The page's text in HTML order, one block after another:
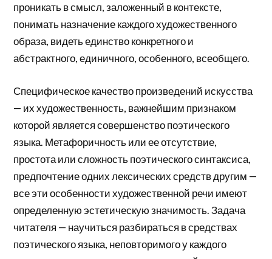
проникать в смысл, заложенный в контексте,
понимать назначение каждого художественного
образа, видеть единство конкретного и
абстрактного, единичного, особенного, всеобщего.
Специфическое качество произведений искусства
— их художественность, важнейшим признаком
которой является совершенство поэтического
языка. Метафоричность или ее отсутствие,
простота или сложность поэтического синтаксиса,
предпочтение одних лексических средств другим —
все эти особенности художественной речи имеют
определенную эстетическую значимость. Задача
читателя — научиться разбираться в средствах
поэтического языка, неповторимого у каждого